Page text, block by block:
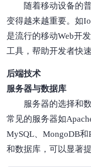
随着移动设备的
变得越来越重要。如
是流行的移动Web开
工具，帮助开发者快
后端技术
服务器与数据库
服务器的选择和
常见的服务器如
MySQL、MongoDB
和数据库，可以显著